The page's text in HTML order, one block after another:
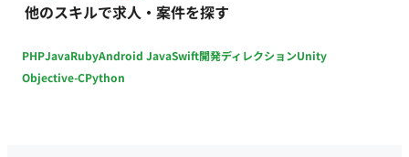
他のスキルで求人・案件を探す
PHPJavaRubyAndroid JavaSwift開発ディレクションUnity
Objective-CPython